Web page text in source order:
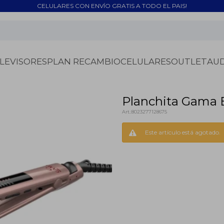
CELULARES CON ENVÍO GRATIS A TODO EL PAIS!
PLAN RECAMBIOCELULARESOUTLET
Planchita Gama
8023277128675
Este artículo está agotado.